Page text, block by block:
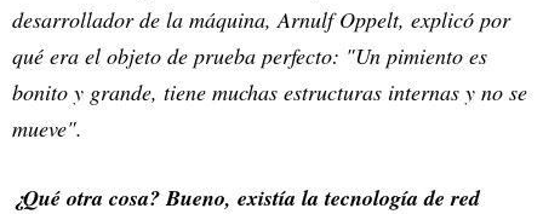
desarrollador de la máquina, Arnulf Oppelt, explicó por
qué era el objeto de prueba perfecto: "Un pimiento es
bonito y grande, tiene muchas estructuras internas y no se
mueve".
¿Qué otra cosa? Bueno, existía la tecnología de red